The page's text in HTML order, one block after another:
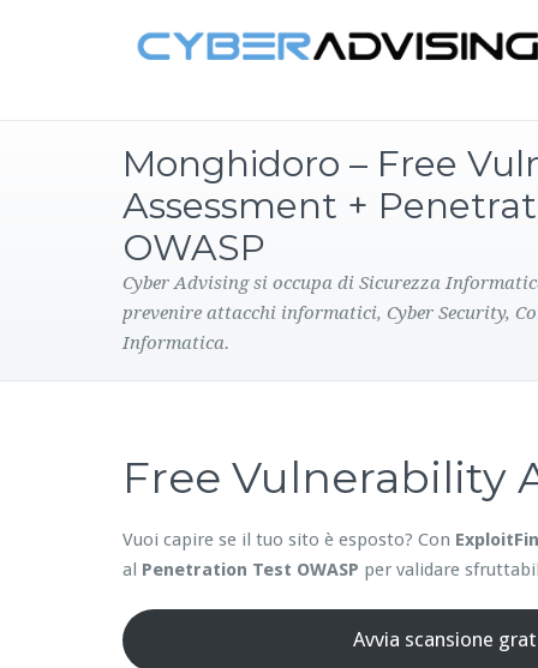
Monghidoro – Free
Assessment +
OWASP
Cyber Advising si occupa di Sicurezza
prevenire attacchi informatici, Cyber Security,
Informatica.
Free Vulnerability
Vuoi capire se il tuo sito è esposto? Con
al Penetration Test OWASP per validare
Avvia scansione